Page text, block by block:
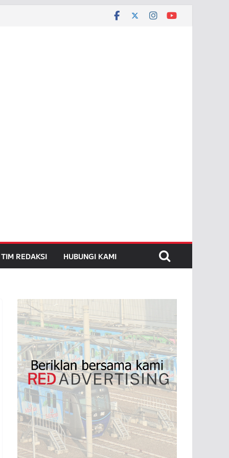
TIM REDAKSI HUBUNGI KAMI